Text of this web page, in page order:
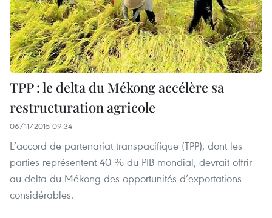
TPP : le delta du Mékong accélère sa
restructuration agricole
06/11/2015 09:34
L’accord de partenariat transpacifique (TPP), dont les
parties représentent 40 % du PIB mondial, devrait offrir
au delta du Mékong des opportunités d’exportations
considérables.